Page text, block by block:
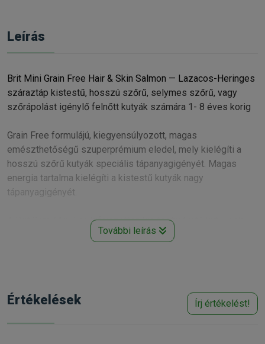
Leírás
Brit Mini Grain Free Hair & Skin Salmon — Lazacos-Heringes
száraztáp kistestű, hosszú szőrű, selymes szőrű, vagy
szőrápolást igénylő felnőtt kutyák számára 1- 8 éves korig
Grain Free formulájú, kiegyensúlyozott, magas
emészthetőségű szuperprémium eledel, mely kielégíti a
hosszú szőrű kutyák speciális tápanyagigényét. Magas
energia tartalma kielégíti a kistestű kutyák nagy
tápanyagigényét.
A Brit Care Mini line kifejezetten kis testméretű kutyusok
igényeinek megfelelően kifejlesztett szárazeledel.
- Finom lazachúsos eledel.
- Vitaminok és ásványi anyagok támogatják a kutyusok
immunrendszerét.
További leírás
Értékelések Írj értékelést!